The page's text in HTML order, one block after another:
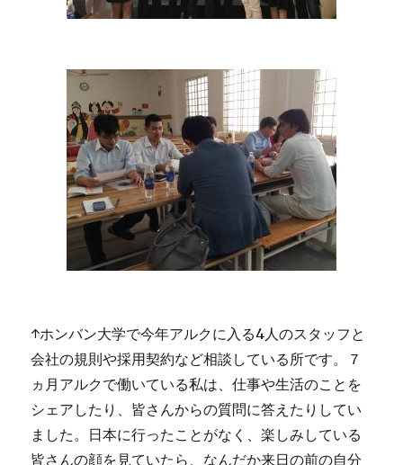
↑ホンバン大学で今年アルクに入る4人のスタッフと
会社の規則や採用契約など相談している所です。７
ヵ月アルクで働いている私は、仕事や生活のことを
シェアしたり、皆さんからの質問に答えたりしてい
ました。日本に行ったことがなく、楽しみしている
皆さんの顔を見ていたら、なんだか来日の前の自分